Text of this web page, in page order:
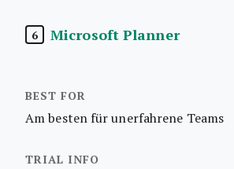
6 Microsoft Planner
Am besten für unerfahrene Teams